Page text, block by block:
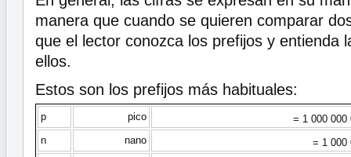
manera que cuando se quieren comparar
que el lector conozca los prefijos y entienda
ellos.
Estos son los prefijos más habituales:
p pico
= 1 000 000
n
nano
= 1 000